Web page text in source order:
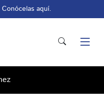
Conócelas aquí.